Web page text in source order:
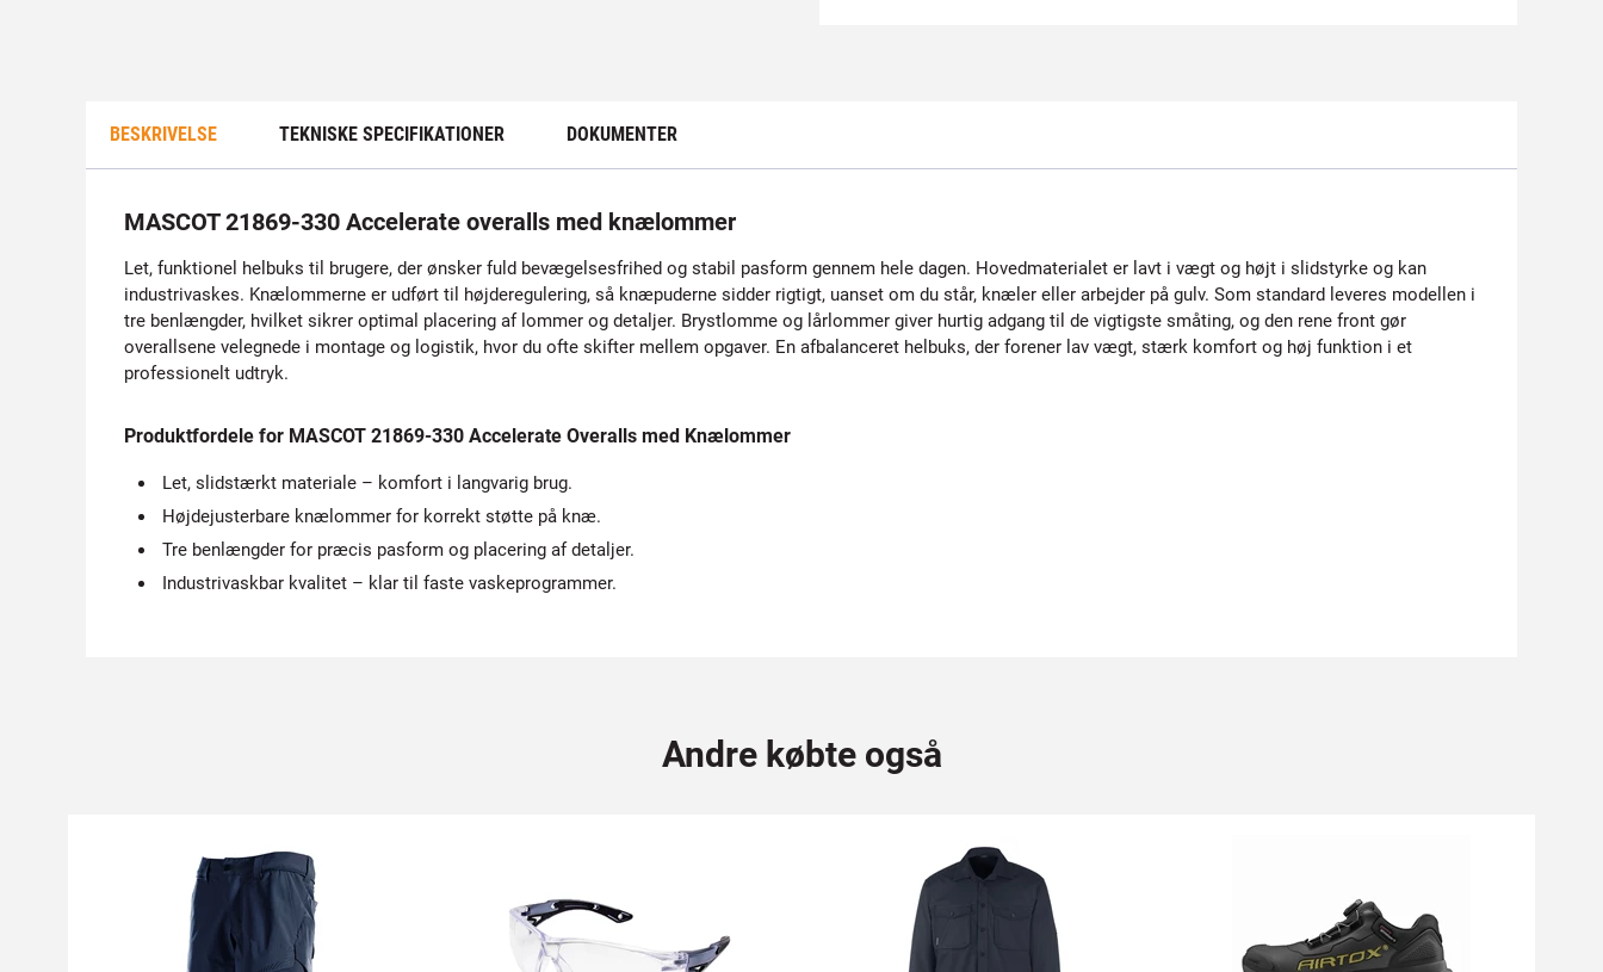
BESKRIVELSE TEKNISKE SPECIFIKATIONER DOKUMENTER
MASCOT 21869-330 Accelerate overalls med knælommer
Let, funktionel helbuks til brugere, der ønsker fuld bevægelsesfrihed og stabil pasform gennem hele dagen. Hovedmaterialet er lavt i vægt og højt i slidstyrke og kan
industrivaskes. Knælommerne er udført til højderegulering, så knæpuderne sidder rigtigt, uanset om du står, knæler eller arbejder på gulv. Som standard leveres modellen i
tre benlængder, hvilket sikrer optimal placering af lommer og detaljer. Brystlomme og lårlommer giver hurtig adgang til de vigtigste småting, og den rene front gør
overallsene velegnede i montage og logistik, hvor du ofte skifter mellem opgaver. En afbalanceret helbuks, der forener lav vægt, stærk komfort og høj funktion i et
professionelt udtryk.
Produktfordele for MASCOT 21869-330 Accelerate Overalls med Knælommer
Let, slidstærkt materiale – komfort i langvarig brug.
Højdejusterbare knælommer for korrekt støtte på knæ.
Tre benlængder for præcis pasform og placering af detaljer.
Industrivaskbar kvalitet – klar til faste vaskeprogrammer.
Andre købte også